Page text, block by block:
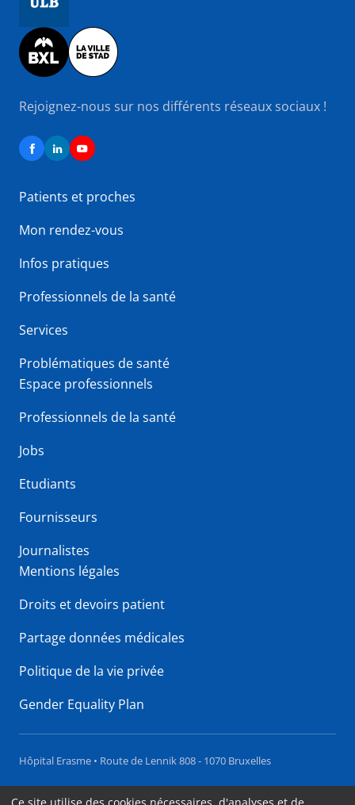
Image
Rejoignez-nous sur nos différents réseaux sociaux !
Patients et proches
Mon rendez-vous
Infos pratiques
Professionnels de la santé
Services
Problématiques de santé
Espace professionnels
Professionnels de la santé
Jobs
Etudiants
Fournisseurs
Journalistes
Mentions légales
Droits et devoirs patient
Partage données médicales
Politique de la vie privée
Gender Equality Plan
Hôpital Erasme • Route de Lennik 808 - 1070 Bruxelles
Accessibilité